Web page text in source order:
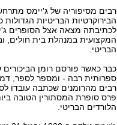
רבים מסיפוריה של ג'יימס
הבירוקרטיות הבריטיות
לכתיבתה מצאה אצל הסופרים
המקצועית במנהלת בית חולים,
הבריטי.
ספרותית רבה - ומספר לספר,
רבים מהרומנים שכתבה עובדו
פרס סופרת המסתורין הטובה
הלורדים הבריטי.